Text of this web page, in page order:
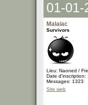
01-01-
Malaiac
Survivors
Lieu: Naoned /
Date d'inscription:
Messages: 1323
Site web